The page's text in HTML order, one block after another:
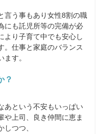
言う事もあり女性8割の職
にも託児所等の完備が必
より子育て中でも安心し
。仕事と家庭のバランス
す。
？
あという不安もいっぱい
や上司、良き仲間に恵ま
つつ、